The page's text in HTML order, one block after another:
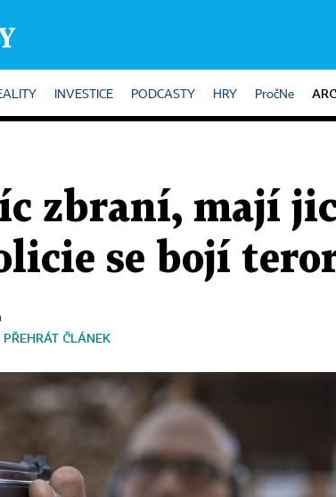
INVESTICE PODCASTY HRY PročNe
zbraní, mají
se bojí
PŘEHRÁT ČLÁNEK